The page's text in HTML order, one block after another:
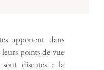
apportent dans
points de vue
discutés : la